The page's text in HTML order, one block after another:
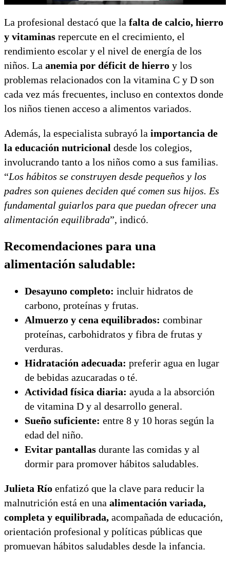
La profesional destacó que la falta de calcio, hierro
y vitaminas repercute en el crecimiento, el
rendimiento escolar y el nivel de energía de los
niños. La anemia por déficit de hierro y los
problemas relacionados con la vitamina C y D son
cada vez más frecuentes, incluso en contextos donde
los niños tienen acceso a alimentos variados.
Además, la especialista subrayó la importancia de
la educación nutricional desde los colegios,
involucrando tanto a los niños como a sus familias.
“Los hábitos se construyen desde pequeños y los
padres son quienes deciden qué comen sus hijos. Es
fundamental guiarlos para que puedan ofrecer una
alimentación equilibrada”, indicó.
Recomendaciones para una
alimentación saludable:
Desayuno completo: incluir hidratos de
carbono, proteínas y frutas.
Almuerzo y cena equilibrados: combinar
proteínas, carbohidratos y fibra de frutas y
verduras.
Hidratación adecuada: preferir agua en lugar
de bebidas azucaradas o té.
Actividad física diaria: ayuda a la absorción
de vitamina D y al desarrollo general.
Sueño suficiente: entre 8 y 10 horas según la
edad del niño.
Evitar pantallas durante las comidas y al
dormir para promover hábitos saludables.
Julieta Río enfatizó que la clave para reducir la
malnutrición está en una alimentación variada,
completa y equilibrada, acompañada de educación,
orientación profesional y políticas públicas que
promuevan hábitos saludables desde la infancia.